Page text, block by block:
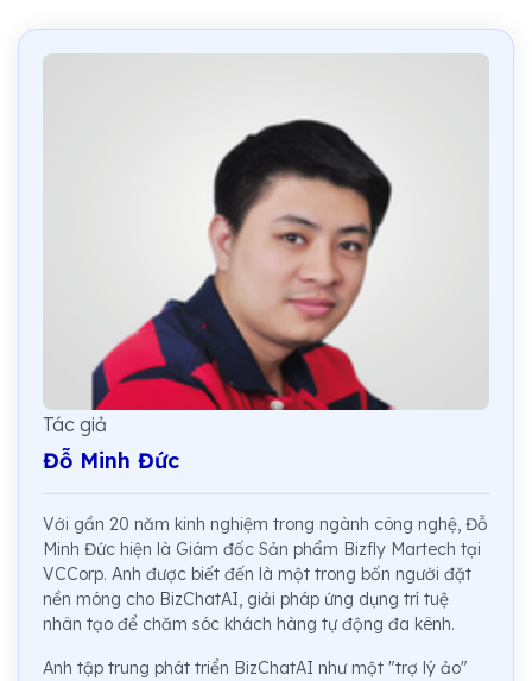
Tác giả
Đỗ Minh Đức
Với gần 20 năm kinh nghiệm trong ngành công nghệ, Đỗ
Minh Đức hiện là Giám đốc Sản phẩm Bizfly Martech tại
VCCorp. Anh được biết đến là một trong bốn người đặt
nền móng cho BizChatAI, giải pháp ứng dụng trí tuệ
nhân tạo để chăm sóc khách hàng tự động đa kênh.
Anh tập trung phát triển BizChatAI như một "trợ lý ảo"